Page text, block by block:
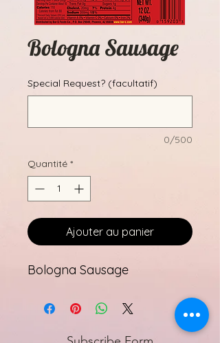
Bologna Sausage
Special Request? (facultatif)
0/500
Quantité *
Ajouter au panier
Bologna Sausage